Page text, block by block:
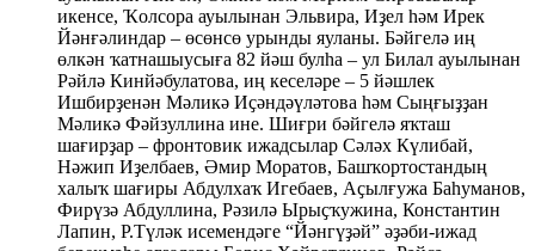
икенсе, Ҡолсора ауылынан Эльвира, Иҙел һәм Ирек
Йәнғәлиндар – өсөнсө урынды яуланы. Бәйгелә иң
өлкән ҡатнашыусыға 82 йәш булһа – ул Билал ауылынан
Рәйлә Кинйәбулатова, иң кеселәре – 5 йәшлек
Ишбирҙенән Мәликә Иҫәндәүләтова һәм Сыңғыҙҙан
Мәликә Фәйзуллина ине. Шиғри бәйгелә яҡташ
шағирҙар – фронтовик ижадсылар Сәләх Күлибай,
Нәжип Иҙелбаев, Әмир Моратов, Башҡортостандың
халыҡ шағиры Абдулхаҡ Игебаев, Аҫылғужа Баһуманов,
Фирүзә Абдуллина, Рәзилә Ырыҫҡужина, Константин
Лапин, Р.Түләк исемендәге “Йәнгүҙәй” әҙәби-ижад